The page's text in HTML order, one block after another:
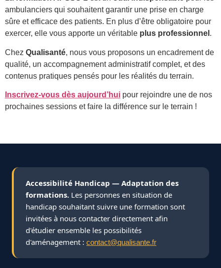
ambulanciers qui souhaitent garantir une prise en charge
sûre et efficace des patients. En plus d’être obligatoire pour
exercer, elle vous apporte un véritable plus professionnel .
Chez Qualisanté, nous vous proposons un encadrement de
qualité, un accompagnement administratif complet, et des
contenus pratiques pensés pour les réalités du terrain.
Inscrivez-vous dès aujourd’hui pour rejoindre une de nos
prochaines sessions et faire la différence sur le terrain !
Accessibilité Handicap — Adaptation des
formations. Les personnes en situation de
handicap souhaitant suivre une formation sont
invitées à nous contacter directement afin
d'étudier ensemble les possibilités
d'aménagement : contact@qualisante.fr